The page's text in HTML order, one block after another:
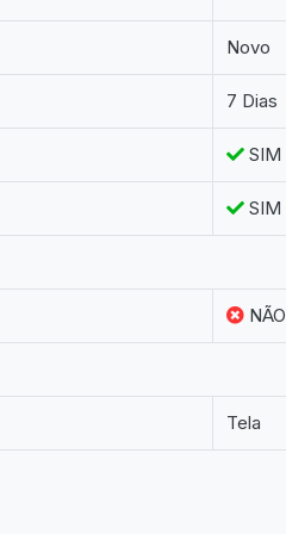
Novo
7 Dias
SIM
SIM
NÃO
Tela